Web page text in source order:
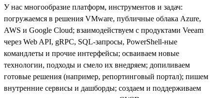
У нас многообразие платформ, инструментов и задач:
погружаемся в решения VMware, публичные облака Azure,
AWS и Google Cloud; взаимодействуем с продуктами Veeam
через Web API, gRPC, SQL-запросы, PowerShell-ные
командлеты и прочие интерфейсы; осваиваем новые
технологии, подходы и смело их внедряем; допиливаем
готовые решения (например, репортинговый портал); пишем
внутренние сервисы и дашборды; создаем и поддерживаем